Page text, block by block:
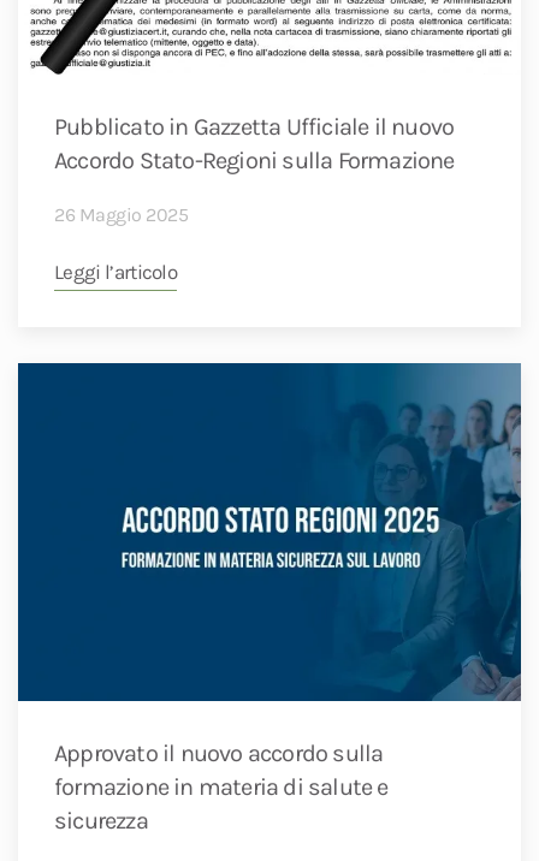
Pubblicato in Gazzetta Ufficiale il nuovo
Accordo Stato-Regioni sulla Formazione
26 Maggio 2025
Leggi l’articolo
Approvato il nuovo accordo sulla
formazione in materia di salute e
sicurezza